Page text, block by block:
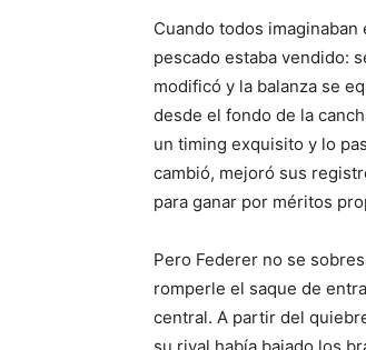
Cuando todos
pescado estaba vendido:
modificó y la balanza se
desde el fondo de la
un timing exquisito y lo
cambió, mejoró sus
para ganar por méritos
Pero Federer no se
romperle el saque de
central. A partir del